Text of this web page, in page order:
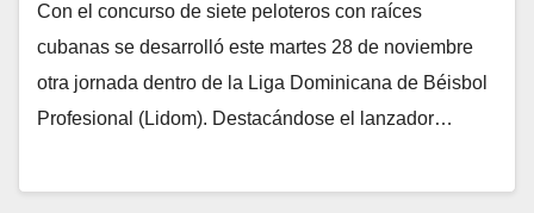
Con el concurso de siete peloteros con raíces
cubanas se desarrolló este martes 28 de noviembre
otra jornada dentro de la Liga Dominicana de Béisbol
Profesional (Lidom). Destacándose el lanzador…